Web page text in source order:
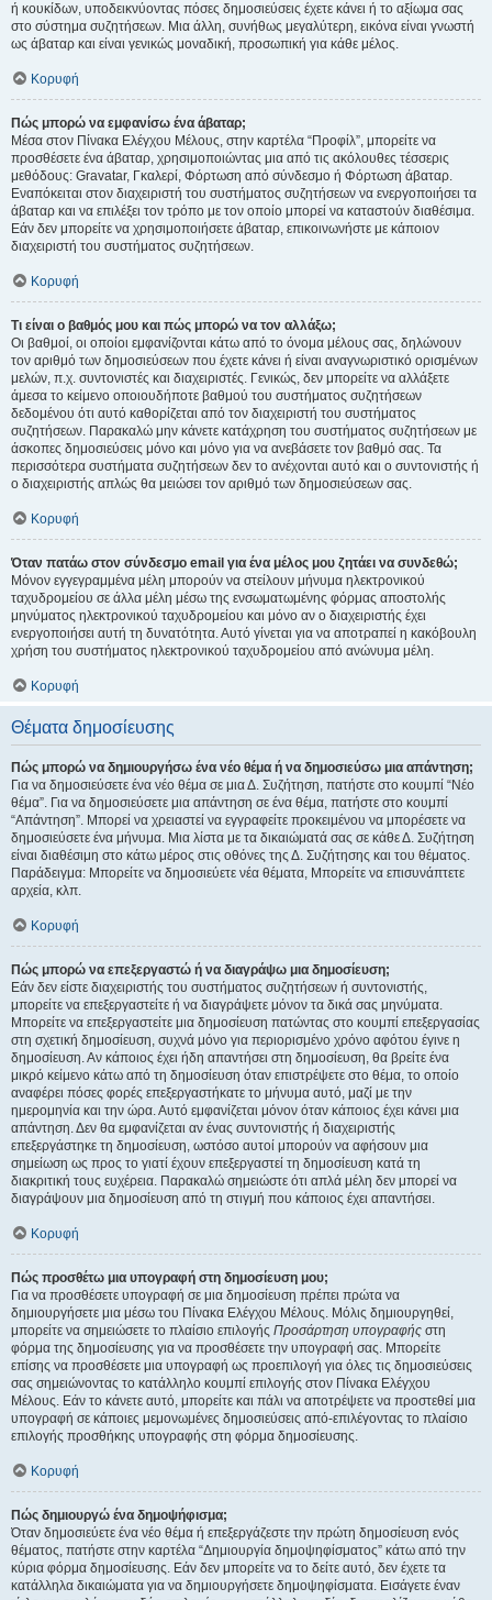
ή κουκίδων, υποδεικνύοντας πόσες δημοσιεύσεις έχετε κάνει ή το αξίωμα σας
στο σύστημα συζητήσεων. Μια άλλη, συνήθως μεγαλύτερη, εικόνα είναι γνωστή
ως άβαταρ και είναι γενικώς μοναδική, προσωπική για κάθε μέλος.
Κορυφή
Πώς μπορώ να εμφανίσω ένα άβαταρ;
Μέσα στον Πίνακα Ελέγχου Μέλους, στην καρτέλα “Προφίλ”, μπορείτε να
προσθέσετε ένα άβαταρ, χρησιμοποιώντας μια από τις ακόλουθες τέσσερις
μεθόδους: Gravatar, Γκαλερί, Φόρτωση από σύνδεσμο ή Φόρτωση άβαταρ.
Εναπόκειται στον διαχειριστή του συστήματος συζητήσεων να ενεργοποιήσει τα
άβαταρ και να επιλέξει τον τρόπο με τον οποίο μπορεί να καταστούν διαθέσιμα.
Εάν δεν μπορείτε να χρησιμοποιήσετε άβαταρ, επικοινωνήστε με κάποιον
διαχειριστή του συστήματος συζητήσεων.
Κορυφή
Τι είναι ο βαθμός μου και πώς μπορώ να τον αλλάξω;
Οι βαθμοί, οι οποίοι εμφανίζονται κάτω από το όνομα μέλους σας, δηλώνουν
τον αριθμό των δημοσιεύσεων που έχετε κάνει ή είναι αναγνωριστικό ορισμένων
μελών, π.χ. συντονιστές και διαχειριστές. Γενικώς, δεν μπορείτε να αλλάξετε
άμεσα το κείμενο οποιουδήποτε βαθμού του συστήματος συζητήσεων
δεδομένου ότι αυτό καθορίζεται από τον διαχειριστή του συστήματος
συζητήσεων. Παρακαλώ μην κάνετε κατάχρηση του συστήματος συζητήσεων με
άσκοπες δημοσιεύσεις μόνο και μόνο για να ανεβάσετε τον βαθμό σας. Τα
περισσότερα συστήματα συζητήσεων δεν το ανέχονται αυτό και ο συντονιστής ή
ο διαχειριστής απλώς θα μειώσει τον αριθμό των δημοσιεύσεων σας.
Κορυφή
Όταν πατάω στον σύνδεσμο email για ένα μέλος μου ζητάει να συνδεθώ;
Μόνον εγγεγραμμένα μέλη μπορούν να στείλουν μήνυμα ηλεκτρονικού
ταχυδρομείου σε άλλα μέλη μέσω της ενσωματωμένης φόρμας αποστολής
μηνύματος ηλεκτρονικού ταχυδρομείου και μόνο αν ο διαχειριστής έχει
ενεργοποιήσει αυτή τη δυνατότητα. Αυτό γίνεται για να αποτραπεί η κακόβουλη
χρήση του συστήματος ηλεκτρονικού ταχυδρομείου από ανώνυμα μέλη.
Κορυφή
Θέματα δημοσίευσης
Πώς μπορώ να δημιουργήσω ένα νέο θέμα ή να δημοσιεύσω μια απάντηση;
Για να δημοσιεύσετε ένα νέο θέμα σε μια Δ. Συζήτηση, πατήστε στο κουμπί “Νέο
θέμα”. Για να δημοσιεύσετε μια απάντηση σε ένα θέμα, πατήστε στο κουμπί
“Απάντηση”. Μπορεί να χρειαστεί να εγγραφείτε προκειμένου να μπορέσετε να
δημοσιεύσετε ένα μήνυμα. Μια λίστα με τα δικαιώματά σας σε κάθε Δ. Συζήτηση
είναι διαθέσιμη στο κάτω μέρος στις οθόνες της Δ. Συζήτησης και του θέματος.
Παράδειγμα: Μπορείτε να δημοσιεύετε νέα θέματα, Μπορείτε να επισυνάπτετε
αρχεία, κλπ.
Κορυφή
Πώς μπορώ να επεξεργαστώ ή να διαγράψω μια δημοσίευση;
Εάν δεν είστε διαχειριστής του συστήματος συζητήσεων ή συντονιστής,
μπορείτε να επεξεργαστείτε ή να διαγράψετε μόνον τα δικά σας μηνύματα.
Μπορείτε να επεξεργαστείτε μια δημοσίευση πατώντας στο κουμπί επεξεργασίας
στη σχετική δημοσίευση, συχνά μόνο για περιορισμένο χρόνο αφότου έγινε η
δημοσίευση. Αν κάποιος έχει ήδη απαντήσει στη δημοσίευση, θα βρείτε ένα
μικρό κείμενο κάτω από τη δημοσίευση όταν επιστρέψετε στο θέμα, το οποίο
αναφέρει πόσες φορές επεξεργαστήκατε το μήνυμα αυτό, μαζί με την
ημερομηνία και την ώρα. Αυτό εμφανίζεται μόνον όταν κάποιος έχει κάνει μια
απάντηση. Δεν θα εμφανίζεται αν ένας συντονιστής ή διαχειριστής
επεξεργάστηκε τη δημοσίευση, ωστόσο αυτοί μπορούν να αφήσουν μια
σημείωση ως προς το γιατί έχουν επεξεργαστεί τη δημοσίευση κατά τη
διακριτική τους ευχέρεια. Παρακαλώ σημειώστε ότι απλά μέλη δεν μπορεί να
διαγράψουν μια δημοσίευση από τη στιγμή που κάποιος έχει απαντήσει.
Κορυφή
Πώς προσθέτω μια υπογραφή στη δημοσίευση μου;
Για να προσθέσετε υπογραφή σε μια δημοσίευση πρέπει πρώτα να
δημιουργήσετε μια μέσω του Πίνακα Ελέγχου Μέλους. Μόλις δημιουργηθεί,
μπορείτε να σημειώσετε το πλαίσιο επιλογής Προσάρτηση υπογραφής στη
φόρμα της δημοσίευσης για να προσθέσετε την υπογραφή σας. Μπορείτε
επίσης να προσθέσετε μια υπογραφή ως προεπιλογή για όλες τις δημοσιεύσεις
σας σημειώνοντας το κατάλληλο κουμπί επιλογής στον Πίνακα Ελέγχου
Μέλους. Εάν το κάνετε αυτό, μπορείτε και πάλι να αποτρέψετε να προστεθεί μια
υπογραφή σε κάποιες μεμονωμένες δημοσιεύσεις από-επιλέγοντας το πλαίσιο
επιλογής προσθήκης υπογραφής στη φόρμα δημοσίευσης.
Κορυφή
Πώς δημιουργώ ένα δημοψήφισμα;
Όταν δημοσιεύετε ένα νέο θέμα ή επεξεργάζεστε την πρώτη δημοσίευση ενός
θέματος, πατήστε στην καρτέλα “Δημιουργία δημοψηφίσματος” κάτω από την
κύρια φόρμα δημοσίευσης. Εάν δεν μπορείτε να το δείτε αυτό, δεν έχετε τα
κατάλληλα δικαιώματα για να δημιουργήσετε δημοψηφίσματα. Εισάγετε έναν